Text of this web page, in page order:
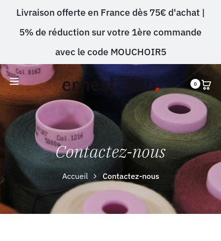
Livraison offerte en France dès 75€ d'achat |
5% de réduction sur votre 1ère commande
avec le code MOUCHOIR5
0
Contactez-nous
Accueil Contactez-nous